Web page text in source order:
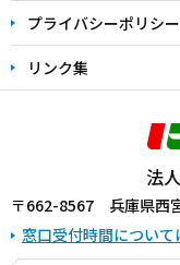
プライバシーポリシー
リンク集
法
〒662-8567 兵庫県西
窓口受付時間について